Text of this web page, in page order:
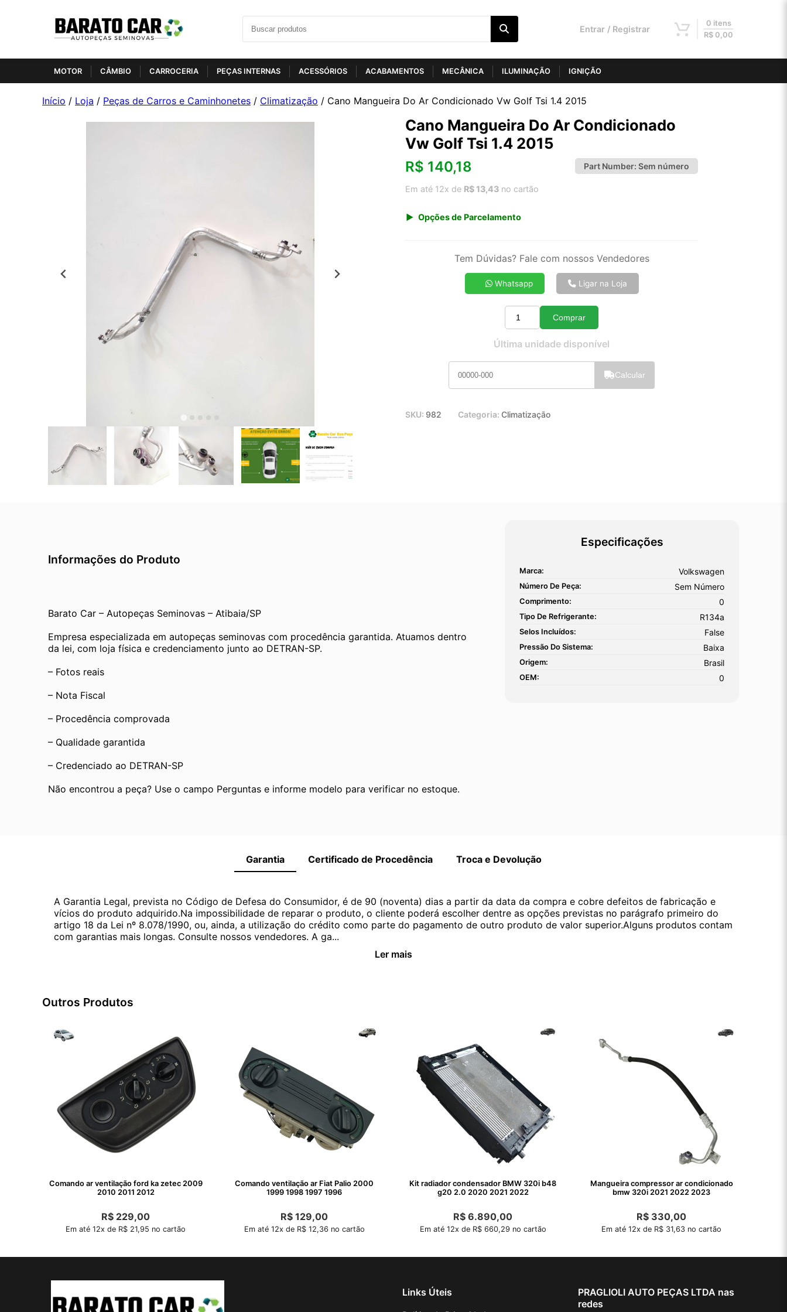
Entrar / Registrar
0 itens
R$ 0,00
MOTOR CÂMBIO CARROCERIA PEÇAS INTERNAS ACESSÓRIOS ACABAMENTOS MECÂNICA ILUMINAÇÃO IGNIÇÃO
Início / Loja / Peças de Carros e Caminhonetes / Climatização / Cano Mangueira Do Ar Condicionado Vw Golf Tsi 1.4 2015
Cano Mangueira Do Ar Condicionado
Vw Golf Tsi 1.4 2015
R$ 140,18 Part Number: Sem número
Em até 12x de R$ 13,43 no cartão
Opções de Parcelamento
8x de R$ 19,59
10x de R$ 15,88
12x de R$ 13,43
Tem Dúvidas? Fale com nossos Vendedores
Whatsapp Ligar na Loja
Quantidade
Comprar
Última unidade disponível
Calcular
SKU: 982 Categoria: Climatização
Informações do Produto
Barato Car – Autopeças Seminovas – Atibaia/SP
Empresa especializada em autopeças seminovas com procedência garantida. Atuamos dentro
da lei, com loja física e credenciamento junto ao DETRAN-SP.
– Fotos reais
– Nota Fiscal
– Procedência comprovada
– Qualidade garantida
– Credenciado ao DETRAN-SP
Não encontrou a peça? Use o campo Perguntas e informe modelo para verificar no estoque.
Especificações
Marca: Volkswagen
Número De Peça: Sem Número
Comprimento: 0
Tipo De Refrigerante: R134a
Selos Incluídos: False
Pressão Do Sistema: Baixa
Origem: Brasil
OEM: 0
Garantia Certificado de Procedência Troca e Devolução
A Garantia Legal, prevista no Código de Defesa do Consumidor, é de 90 (noventa) dias a partir da data da compra e cobre defeitos de fabricação e
vícios do produto adquirido.Na impossibilidade de reparar o produto, o cliente poderá escolher dentre as opções previstas no parágrafo primeiro do
artigo 18 da Lei nº 8.078/1990, ou, ainda, a utilização do crédito como parte do pagamento de outro produto de valor superior.Alguns produtos contam
com garantias mais longas. Consulte nossos vendedores. A ga...
Ler mais
Outros Produtos
Comando ar ventilação ford ka zetec 2009
2010 2011 2012
R$ 229,00
Em até 12x de R$ 21,95 no cartão
Comando ventilação ar Fiat Palio 2000
1999 1998 1997 1996
R$ 129,00
Em até 12x de R$ 12,36 no cartão
Kit radiador condensador BMW 320i b48
g20 2.0 2020 2021 2022
R$ 6.890,00
Em até 12x de R$ 660,29 no cartão
Mangueira compressor ar condicionado
bmw 320i 2021 2022 2023
R$ 330,00
Em até 12x de R$ 31,63 no cartão
Links Úteis
PRAGLIOLI AUTO PEÇAS LTDA nas
redes